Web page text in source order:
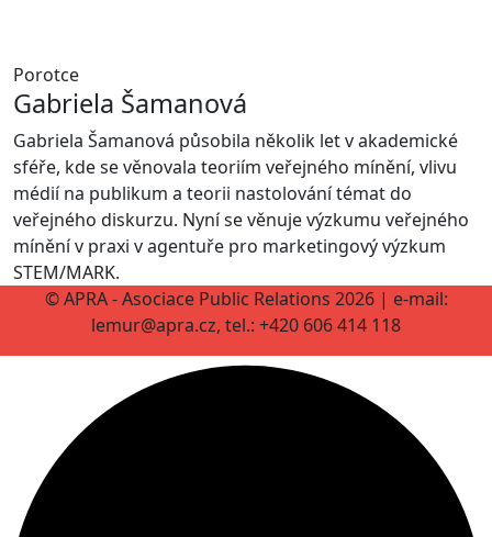
Porotce
Gabriela Šamanová
Gabriela Šamanová působila několik let v akademické
sféře, kde se věnovala teoriím veřejného mínění, vlivu
médií na publikum a teorii nastolování témat do
veřejného diskurzu. Nyní se věnuje výzkumu veřejného
mínění v praxi v agentuře pro marketingový výzkum
STEM/MARK.
© APRA - Asociace Public Relations 2026 | e-mail:
lemur@apra.cz, tel.: +420 606 414 118